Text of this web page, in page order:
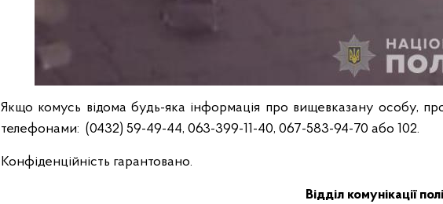
Якщо комусь відома будь-яка інформація про вищевказану особу,
телефонами: (0432) 59-49-44, 063-399-11-40, 067-583-94-70 або 102.
Конфіденційність гарантовано.
Відділ комунікації